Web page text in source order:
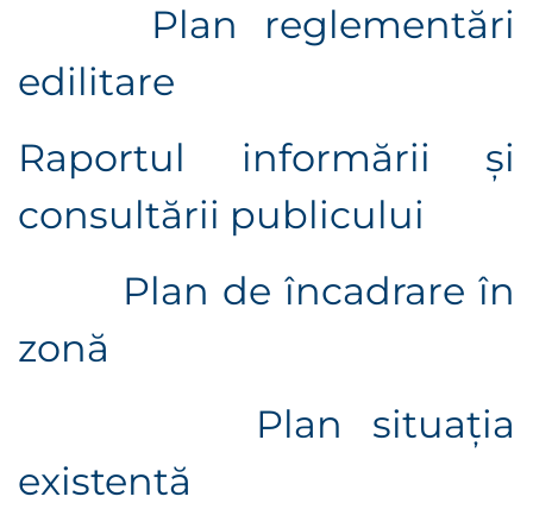
Plan reglementări
edilitare
Raportul informării şi
consultării publicului
Plan de încadrare în
zonă
Plan situaţia
existentă